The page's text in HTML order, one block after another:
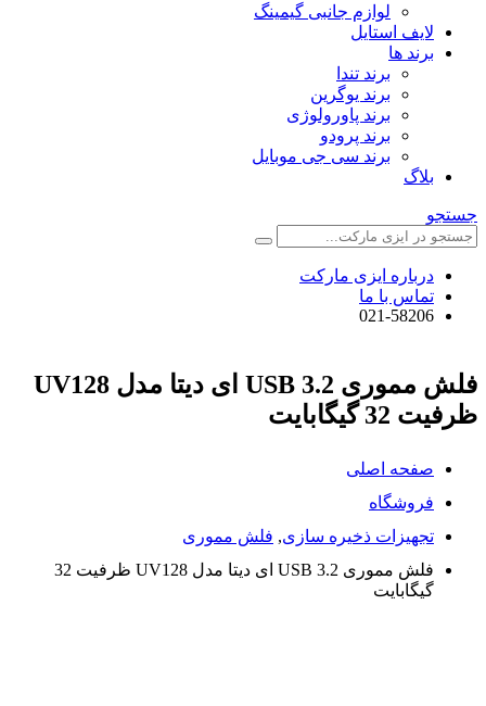
لوازم جانبی گیمینگ
لایف استایل
برند ها
برند تندا
برند یوگرین
برند پاورولوژی
برند پرودو
برند سی جی موبایل
بلاگ
جستجو
درباره ایزی مارکت
تماس با ما
021-58206
فلش مموری USB 3.2 ای دیتا مدل UV128
ظرفیت 32 گیگابایت
صفحه اصلی
فروشگاه
تجهیزات ذخیره سازی, فلش مموری
فلش مموری USB 3.2 ای دیتا مدل UV128 ظرفیت 32
گیگابایت